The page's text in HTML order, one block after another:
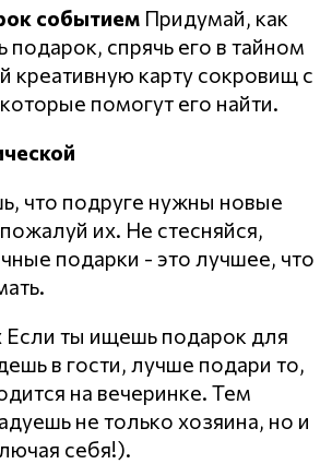
событием Придумай, как
подарок, спрячь его в тайном
креативную карту сокровищ с
помогут его найти.
что подруге нужны новые
их. Не стесняйся,
подарки - это лучшее, что
Если ты ищешь подарок для
в гости, лучше подари то,
на вечеринке. Тем
не только хозяина, но и
себя!).